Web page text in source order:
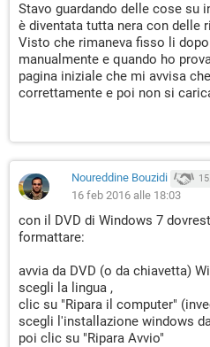
Stavo guardando delle cose su
è diventata tutta nera con delle
Visto che rimaneva fisso li
manualmente e quando ho
pagina iniziale che mi avvisa
correttamente e poi non si
Noureddine Bouzidi
16 feb 2016 alle 18:03
con il DVD di Windows 7
formattare:
avvia da DVD (o da chiavetta)
scegli la lingua ,
clic su "Ripara il computer"
scegli l'installazione windows
poi clic su "Ripara Avvio"